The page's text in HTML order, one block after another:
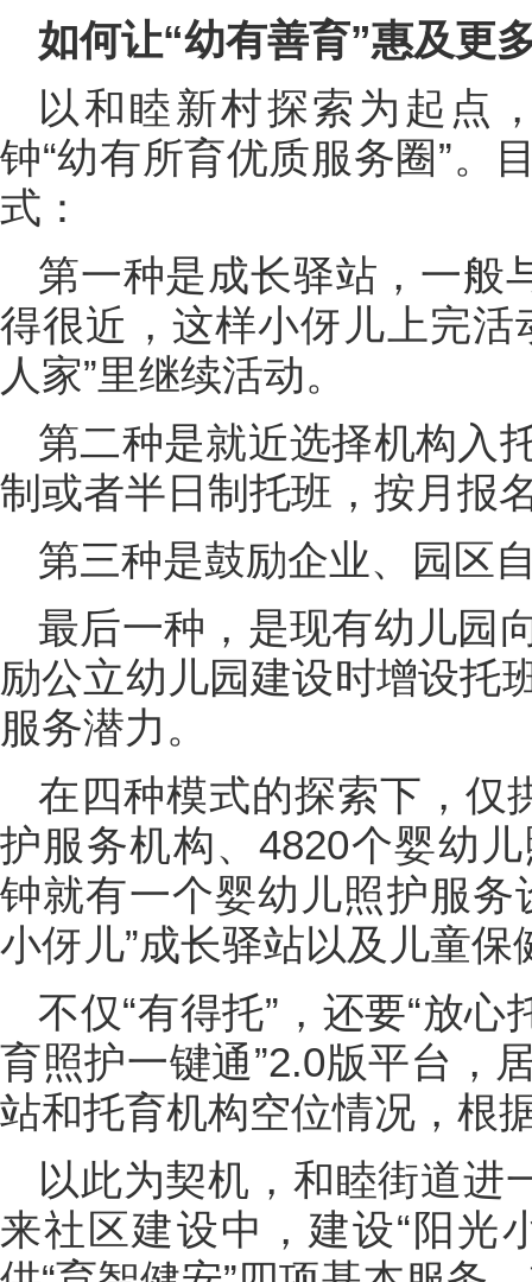
如何让“幼有善育”惠及更
以和睦新村探索为起点
钟“幼有所育优质服务圈”。
式：
第一种是成长驿站，一般
得很近，这样小伢儿上完活
人家”里继续活动。
第二种是就近选择机构入
制或者半日制托班，按月报
第三种是鼓励企业、园区
最后一种，是现有幼儿园
励公立幼儿园建设时增设托
服务潜力。
在四种模式的探索下，仅
护服务机构、4820个婴幼
钟就有一个婴幼儿照护服务
小伢儿”成长驿站以及儿童保
不仅“有得托”，还要“放
育照护一键通”2.0版平台，
站和托育机构空位情况，根
以此为契机，和睦街道进
来社区建设中，建设“阳光